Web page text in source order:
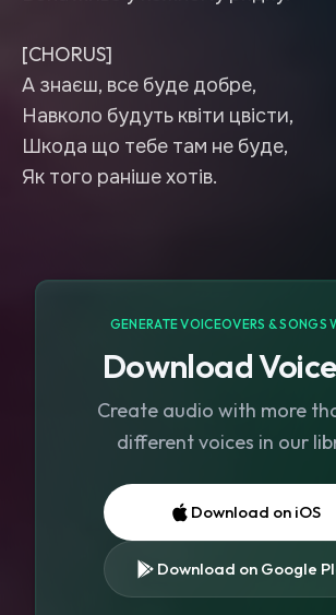
[CHORUS]
А знаєш, все буде добре,
Навколо будуть квіти цвісти,
Шкода що тебе там не буде,
Як того раніше хотів.
GENERATE VOICEOVERS & SONGS
Download
Create audio with more
different voices in our
Download on iOS
Download on Google